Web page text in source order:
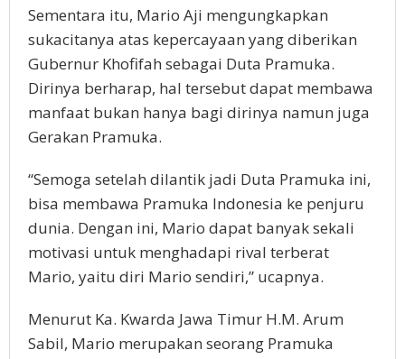
Sementara itu, Mario Aji mengungkapkan
sukacitanya atas kepercayaan yang diberikan
Gubernur Khofifah sebagai Duta Pramuka.
Dirinya berharap, hal tersebut dapat membawa
manfaat bukan hanya bagi dirinya namun juga
Gerakan Pramuka.
“Semoga setelah dilantik jadi Duta Pramuka ini,
bisa membawa Pramuka Indonesia ke penjuru
dunia. Dengan ini, Mario dapat banyak sekali
motivasi untuk menghadapi rival terberat
Mario, yaitu diri Mario sendiri,” ucapnya.
Menurut Ka. Kwarda Jawa Timur H.M. Arum
Sabil, Mario merupakan seorang Pramuka